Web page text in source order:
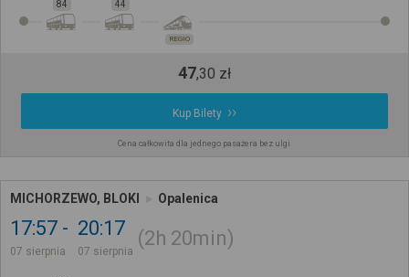
84 44
REGIO
47,30 zł
Kup Bilety
Cena całkowita dla jednego pasażera bez ulgi
MICHORZEWO, BLOKI Opalenica
17:57
07 sierpnia
20:17
07 sierpnia
2h 20min